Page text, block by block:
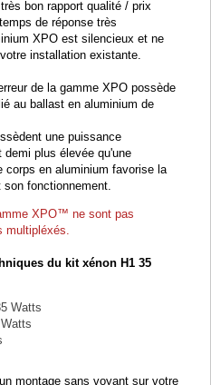
bon rapport qualité / prix
de réponse très
XPO est silencieux et ne
installation existante.
de la gamme XPO possède
au ballast en aluminium de
une puissance
demi plus élevée qu'une
corps en aluminium favorise la
fonctionnement.
XPO™ ne sont pas
multipléxés.
du kit xénon H1 35
Watts
montage sans voyant sur votre